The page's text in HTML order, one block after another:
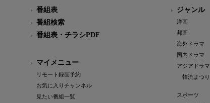
番組表
番組検索
番組表・チラシPDF
マイメニュー
リモート録画予約
お気に入りチャンネル
見たい番組一覧
ジャンル
洋画
邦画
海外ドラマ
国内ドラマ
アジアドラマ
韓流まつり
スポーツ